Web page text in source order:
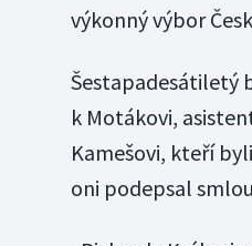
výkonný výbor
Šestapadesátiletý
k Motákovi,
Kamešovi, kteří
oni podepsal